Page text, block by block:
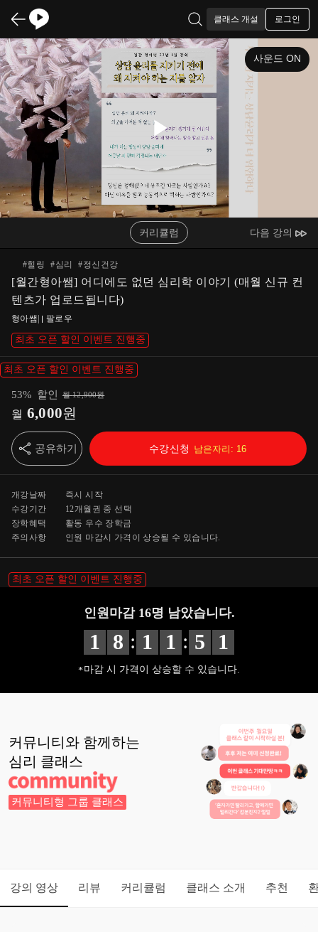
클래스 개설 로그인
Play
Video
사운드 ON
커리큘럼 다음 강의
#힐링 #심리 #정신건강
[월간형아쌤] 어디에도 없던 심리학 이야기 (매월 신규 컨
텐츠가 업로드됩니다)
형아쌤 팔로우
최초 오픈 할인 이벤트 진행중
최초 오픈 할인 이벤트 진행중
53% 할인 월12,900원
월 6,000원
공유하기 수강신청 남은자리: 16
개강날짜
즉시 시작
수강기간
12개월 권 중 선택
장학혜택
활동 우수 장학금
주의사항
인원 마감시 가격이 상승될 수 있습니다.
최초 오픈 할인 이벤트 진행중
인원마감 16명 남았습니다.
1 8 : 1 1 : 4 8
마감 시 가격이 상승할 수 있습니다.
커뮤니티와 함께하는
심리 클래스
커뮤니티형 그룹 클래스
강의 영상 리뷰 커리큘럼 클래스 소개 추천